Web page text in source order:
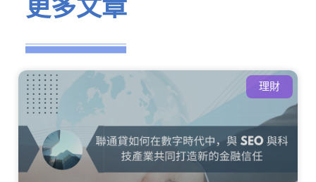
更多文章
理財